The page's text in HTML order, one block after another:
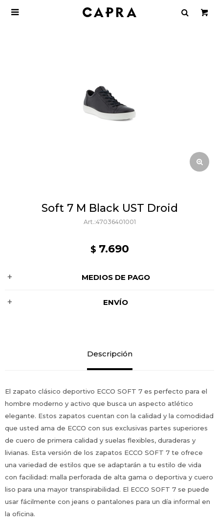

Soft 7 M Black UST Droid
47036401001
$ 7.690
MEDIOS DE PAGO
ENVÍO
Descripción
El zapato clásico deportivo ECCO SOFT 7 es perfecto para el
hombre moderno y activo que busca un aspecto atlético
elegante. Estos zapatos cuentan con la calidad y la comodidad
que usted ama de ECCO con sus exclusivas partes superiores
de cuero de primera calidad y suelas flexibles, duraderas y
livianas. Esta versión de los zapatos ECCO SOFT 7 te ofrece
una variedad de estilos que se adaptarán a tu estilo de vida
con facilidad: malla perforada de alta gama o deportiva y cuero
liso para una mayor transpirabilidad. El ECCO SOFT 7 se puede
usar fácilmente con jeans o pantalones para un día informal en
la oficina.